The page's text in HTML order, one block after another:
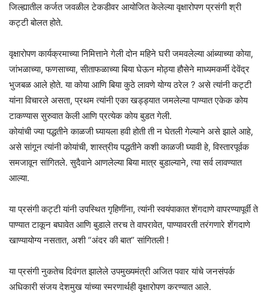
जिल्ह्यातील कर्जत जवळील टेकडीवर आयोजित केलेल्या वृक्षारोपण प्रसंगी श्री
कट्टी बोलत होते.
वृक्षारोपण कार्यक्रमाच्या निमित्ताने गेली दोन महिने घरी जमवलेल्या आंब्याच्या कोया,
जांभळाच्या, फणसाच्या, सीताफळाच्या बिया घेऊन मोठ्या हौसेने माध्यमकर्मी देवेंद्र
भुजबळ आले होते. या कोया आणि बिया कुठे लावणे योग्य ठरेल ? असे त्यांनी कट्टी
यांना विचारले असता, प्रथम त्यांनी एका खड्ड्यात जमलेल्या पाण्यात एकेक कोय
टाकण्यास सुरुवात केली आणि प्रत्येक कोय बुडत गेली.
कोयांची ज्या पद्धतीने काळजी घ्यायला हवी होती ती न घेतली गेल्याने असे झाले आहे,
असे सांगून त्यांनी कोयांची, शास्त्रीय पद्धतीने कशी काळजी घ्यावी हे, विस्तारपूर्वक
समजावून सांगितले. सुदैवाने आणलेल्या बिया मात्र बुडाल्याने, त्या सर्व लावण्यात
आल्या.
या प्रसंगी कट्टी यांनी उपस्थित गृहिणींना, त्यांनी स्वयंपाकात शेंगदाणे वापरण्यापूर्वी ते
पाण्यात टाकून बघावेत आणि बुडाले तरच ते वापरावेत, पाण्यावरती तरंगणारे शेंगदाणे
खाण्यायोग्य नसतात, अशी “अंदर की बात” सांगितली !
या प्रसंगी नुकतेच दिवंगत झालेले उपमुख्यमंत्री अजित पवार यांचे जनसंपर्क
अधिकारी संजय देशमुख यांच्या स्मरणार्थही वृक्षारोपण करण्यात आले.